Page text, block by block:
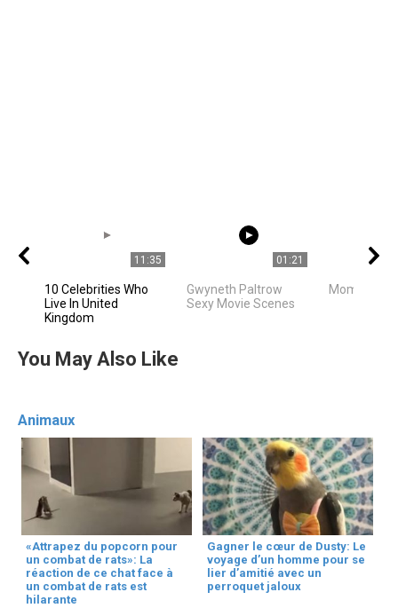
11:35
10 Celebrities Who
Live In United
Kingdom
01:21
Gwyneth Paltrow
Sexy Movie Scenes
Mom is
You May Also Like
Animaux
«Attrapez du popcorn pour
un combat de rats»: La
réaction de ce chat face à
un combat de rats est
hilarante
Gagner le cœur de Dusty: Le
voyage d’un homme pour se
lier d’amitié avec un
perroquet jaloux